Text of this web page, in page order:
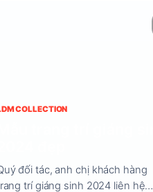
COLLECTION
đối tác, anh chị khách hàng
trí giáng sinh 2024 liên hệ…